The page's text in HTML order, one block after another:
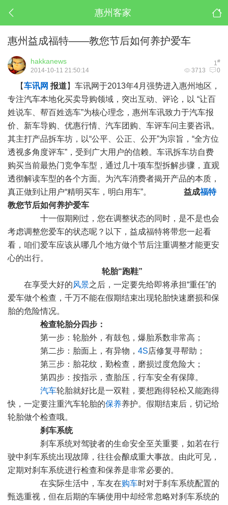
惠州客家
惠州益成福特——教您节后如何养护爱车
1#
hakkanews
3713 0
2014-10-11 21:50:14
【车讯网 报道】 车讯网于2013年4月强势进入惠州地区，
专注汽车本地化买卖导购领域，突出互动、评论，以 “让百
姓说车、帮百姓选车”为核心理念 ， 惠州车讯致力于汽车报
价、 新车导购、优惠行情、 汽车团购 、车评车问主要咨讯。
其主打产品拆车坊 ，以“公平、公正、公开”为宗旨，“全方位
透视多角度评车”，受到广大用户的信赖。车讯拆车坊自费
购买当前最热门竞争车型 ，通过几十项车型拆解步骤，直观
透彻解读车型的各个方面。为汽车消费者揭开产品的本质，
真正做到让用户“精明买车，明白 用车”。 益成福特
教您节后如何养护爱车
十一假期刚过，您在调整状态的同时，是不是也会
考虑调整您爱车的状态呢？以下，益成福特将带您一起看
看，咱们爱车应该从哪几个地方做个节后注重调整才能更安
心的出行。
轮胎“跑鞋”
在享受大好的风景之后，一定要先给即将承担“重任”的
爱车做个检查，千万不能在假期结束出现轮胎快速磨损和保
胎的危险情况。
检查轮胎分四步：
第一步：轮胎外，有鼓包，爆胎系数非常高；
第二步：胎面上，有异物， 4S店修复寻帮助；
第三步：胎花纹，勤检查，磨损过度危险大；
第四步：按指示，查胎压，行车安全有保障。
汽车轮胎就好比是一双鞋，要想跑得轻松又能跑得
快，一定要注重汽车轮胎的保养养护。假期结束后，切记给
轮胎做个检查哦。
刹车系统
刹车系统对驾驶者的生命安全至关重要，如若在行
驶中刹车系统出现故障，往往会酿成重大事故。由此可见，
定期对刹车系统进行检查和保养是非常必要的。
在实际生活中，车友在购车时对于刹车系统配置的
甄选重视，但在后期的车辆使用中却经常忽略对刹车系统的